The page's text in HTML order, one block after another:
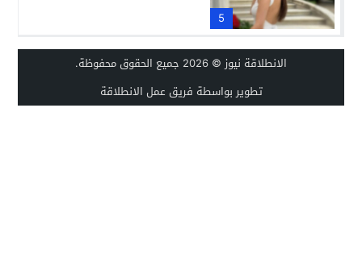
5
الانطلاقة نيوز © 2026 جميع الحقوق محفوظة.
تطوير بواسطة فريق عمل الانطلاقة